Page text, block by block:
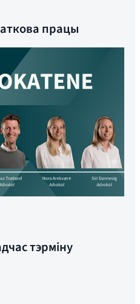
працы
тэрміну